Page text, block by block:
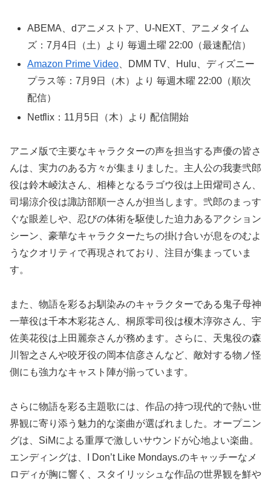
ABEMA、dアニメストア、U-NEXT、アニメタイム
ズ：7月4日（土）より 毎週土曜 22:00（最速配信）
Amazon Prime Video 、DMM TV、Hulu、ディズニー
プラス等：7月9日（木）より 毎週木曜 22:00（順次
配信）
Netflix：11月5日（木）より 配信開始
アニメ版で主要なキャラクターの声を担当する声優の皆さ
んは、実力のある方々が集まりました。主人公の我妻弐郎
役は鈴木崚汰さん、相棒となるラゴウ役は上田燿司さん、
司場涼介役は諏訪部順一さんが担当します。弐郎のまっす
ぐな眼差しや、忍びの体術を駆使した迫力あるアクション
シーン、豪華なキャラクターたちの掛け合いが息をのむよ
うなクオリティで再現されており、注目が集まっていま
す。
また、物語を彩るお馴染みのキャラクターである鬼子母神
一華役は千本木彩花さん、桐原零司役は榎木淳弥さん、宇
佐美花役は上田麗奈さんが務めます。さらに、天鬼役の森
川智之さんや咬牙役の岡本信彦さんなど、敵対する物ノ怪
側にも強力なキャスト陣が揃っています。
さらに物語を彩る主題歌には、作品の持つ現代的で熱い世
界観に寄り添う魅力的な楽曲が選ばれました。オープニン
グは、SiMによる重厚で激しいサウンドが心地よい楽曲。
エンディングは、I Don’t Like Mondays.のキャッチーなメ
ロディが胸に響く、スタイリッシュな作品の世界観を鮮や